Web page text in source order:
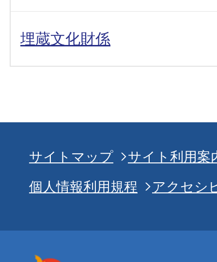
埋蔵文化財係
サイトマップ
サイト利用案
個人情報利用規程
アクセシ